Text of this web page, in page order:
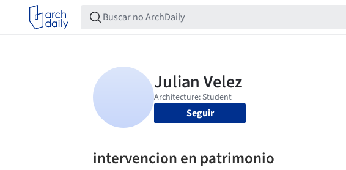
Seguir
intervencion en patrimonio